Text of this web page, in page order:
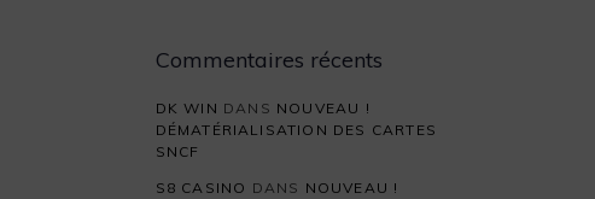
Commentaires récents
DK WIN DANS NOUVEAU !
DÉMATÉRIALISATION DES CARTES
SNCF
S8 CASINO DANS NOUVEAU !